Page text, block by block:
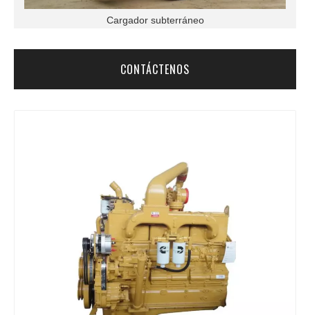
Cargador subterráneo
CONTÁCTENOS